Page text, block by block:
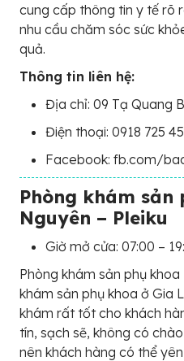
cung cấp thông tin y tế rõ
nhu cầu chăm sóc sức
quả.
Thông tin liên hệ:
Địa chỉ: 09 Tạ Quang
Điện thoại: 0918 725
Facebook: fb.com/
Phòng khám sản
Nguyên – Pleiku
Giờ mở cửa: 07:00 –
Phòng khám sản phụ
khám sản phụ khoa ở Gia
khám rất tốt cho khách
tín, sạch sẽ, không có
nên khách hàng có thể